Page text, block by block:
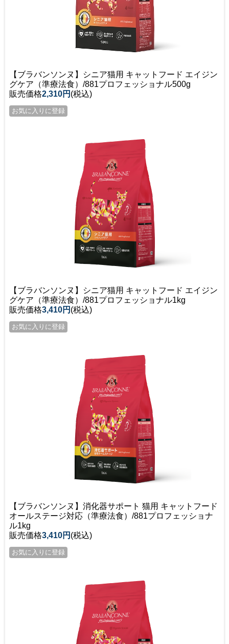
【ブラバンソンヌ】シニア猫用 キャットフード エイジン
グケア（準療法食）/881プロフェッショナル500g
販売価格2,310円 (税込)
【ブラバンソンヌ】シニア猫用 キャットフード エイジン
グケア（準療法食）/881プロフェッショナル1kg
販売価格3,410円 (税込)
【ブラバンソンヌ】消化器サポート 猫用 キャットフード
オールステージ対応（準療法食）/881プロフェッショナ
ル1kg
販売価格3,410円 (税込)